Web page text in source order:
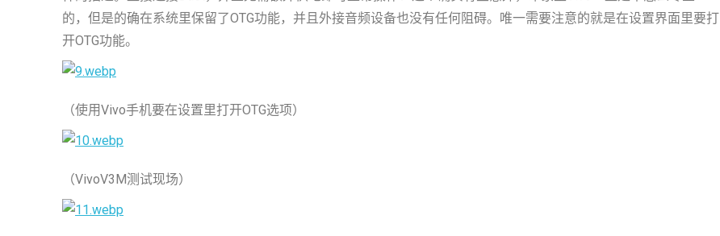
的，但是的确在系统里保留了OTG功能，并且外接音频设备也没有任何阻碍。唯一需要注意的就是在设置界面里要打
开OTG功能。
（使用Vivo手机要在设置里打开OTG选项）
（VivoV3M测试现场）